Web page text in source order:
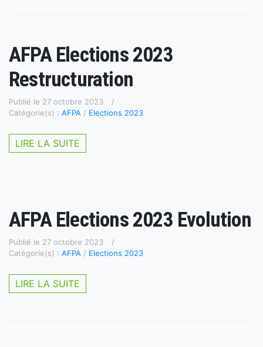
AFPA Elections 2023
Restructuration
Publié le 27 octobre 2023
Catégorie(s) : AFPA / Elections 2023
LIRE LA SUITE
AFPA Elections 2023 Evolution
Publié le 27 octobre 2023
Catégorie(s) : AFPA / Elections 2023
LIRE LA SUITE